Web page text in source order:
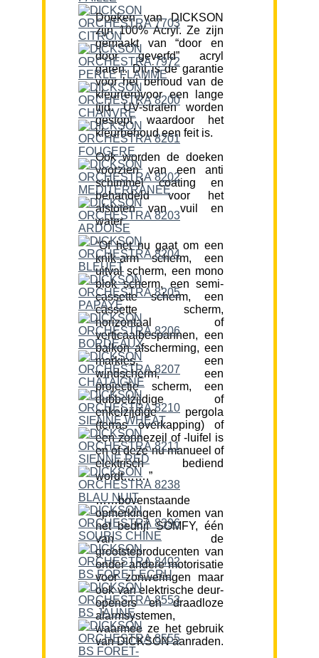
Doeken van DICKSON
zijn 100% Acryl. Ze zijn
gemaakt van “door en
door geverfd” acryl
garen. Dit is de garantie
voor het behoud van de
kleur(en)voor een lange
tijd. UV-stralen worden
gestopt waardoor het
kleurbehoud een feit is.
Ook worden de doeken
voorzien van een anti
schimmel coating en
behandeld voor het
afstoten van vuil en
water.
“Of het nu gaat om een
knik-arm scherm, een
uitval scherm, een mono
blok scherm, een semi-
cassette scherm, een
cassette scherm,
horizontaal of
verticaalbespannen, een
balkon afscherming, een
markies, een
windscherm, een
projectie scherm, een
dubbelzijdige of
enkelzijdige pergola
(terras overkapping) of
een zonnezeil of -luifel is
en of deze nu manueel of
elektrisch bediend
wordt…….”
……bovenstaande
opmerkingen komen van
het bedrijf SOMFY, één
van de
grootsteproducenten van
onder andere motorisatie
voor zonweringen maar
ook van elektrische deur-
openers en draadloze
alarmsystemen,
waarmee ze het gebruik
van DICKSON aanraden.